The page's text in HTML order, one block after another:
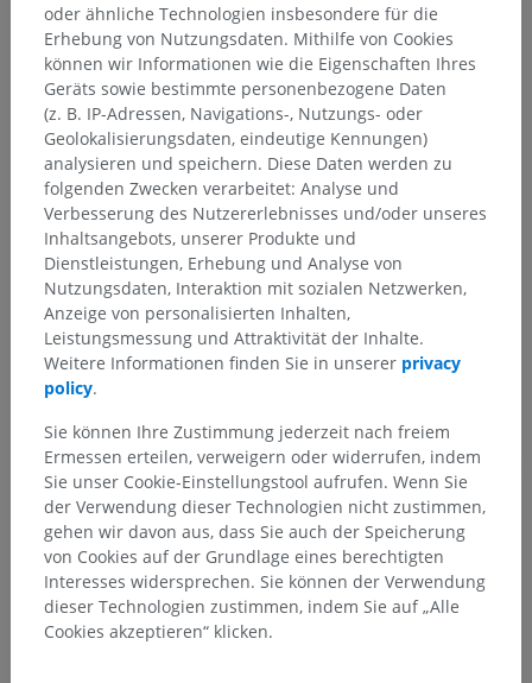
Anatomische Hierarchie
Anatomie des Menschen 2
Menschlicher Körper> Integrierende Systeme >
Nervensystem> Zentralnervensystem >
Rückenmark> Graue Substanz des Rückenmarks>
Vorderhorn des Rückenmarks>
Mediale Motorkerne der Spinalnerven
Darunterliegende Strukturen:Für dieses anatomische
Teil gibt es keine zugehörigen Strukturen
Übersetzungen
Sie haben einen Fehler gefunden?
Sie können gerne eine Berichtigung, Übersetzung oder
inhaltliche Verbesserung vorschlagen.
oder ähnliche Technologien insbesondere für die
Erhebung von Nutzungsdaten. Mithilfe von Cookies
können wir Informationen wie die Eigenschaften Ihres
Geräts sowie bestimmte personenbezogene Daten
(z. B. IP-Adressen, Navigations-, Nutzungs- oder
Geolokalisierungsdaten, eindeutige Kennungen)
analysieren und speichern. Diese Daten werden zu
folgenden Zwecken verarbeitet: Analyse und
Verbesserung des Nutzererlebnisses und/oder unseres
Inhaltsangebots, unserer Produkte und
Dienstleistungen, Erhebung und Analyse von
Nutzungsdaten, Interaktion mit sozialen Netzwerken,
Anzeige von personalisierten Inhalten,
Leistungsmessung und Attraktivität der Inhalte.
Weitere Informationen finden Sie in unserer privacy
policy.
Sie können Ihre Zustimmung jederzeit nach freiem
Ermessen erteilen, verweigern oder widerrufen, indem
Sie unser Cookie-Einstellungstool aufrufen. Wenn Sie
der Verwendung dieser Technologien nicht zustimmen,
gehen wir davon aus, dass Sie auch der Speicherung
von Cookies auf der Grundlage eines berechtigten
Interesses widersprechen. Sie können der Verwendung
dieser Technologien zustimmen, indem Sie auf „Alle
Cookies akzeptieren“ klicken.